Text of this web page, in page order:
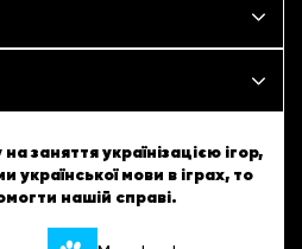
заняття українізацією ігор,
української мови в іграх, то
нашій справі.